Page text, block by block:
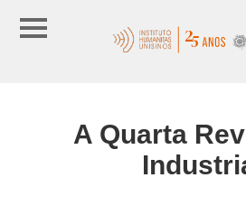
A Quarta